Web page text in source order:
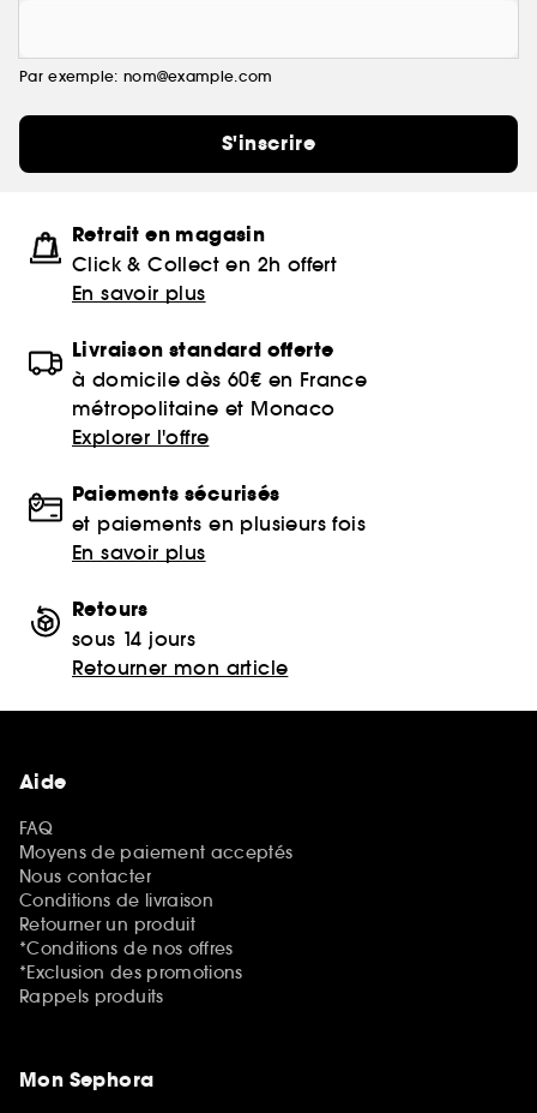
Par exemple: nom@example.com
S'inscrire
Retrait en magasin
Click & Collect en 2h offert
En savoir plus
Livraison standard offerte
à domicile dès 60€ en France
métropolitaine et Monaco
Explorer l'offre
Paiements sécurisés
et paiements en plusieurs fois
En savoir plus
Retours
sous 14 jours
Retourner mon article
Aide
FAQ
Moyens de paiement acceptés
Nous contacter
Conditions de livraison
Retourner un produit
*Conditions de nos offres
*Exclusion des promotions
Rappels produits
Mon Sephora